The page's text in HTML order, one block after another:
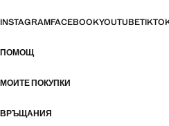
INSTAGRAMFACEBOOKYOUTUBE
ПОМОЩ
МОИТЕ ПОКУПКИ
ВРЪЩАНИЯ